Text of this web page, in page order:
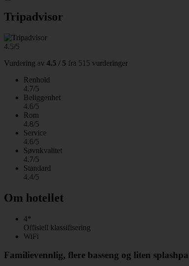
Tripadvisor
4.5/5
Vurdering av 4.5 / 5 fra 515 vurderinger
Renhold
4.7/5
Beliggenhet
4.6/5
Rom
4.8/5
Service
4.6/5
Søvnkvalitet
4.7/5
Standard
4.4/5
Om hotellet
4*
Offisiell klassifisering
WiFi
Familievennlig, flere basseng og liten